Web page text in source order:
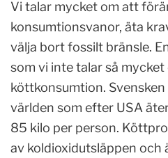
Vi talar mycket om att
konsumtionsvanor, äta
välja bort fossilt bränsle.
som vi inte talar så mycket
köttkonsumtion.
världen som efter USA
85 kilo per person.
av koldioxidutsläppen och